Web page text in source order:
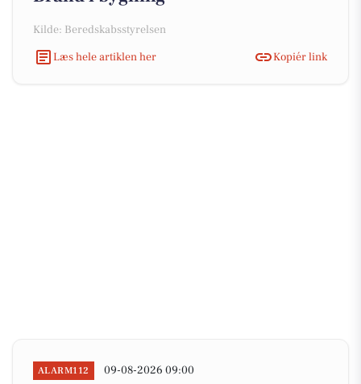
Kilde: Beredskabsstyrelsen
Læs hele artiklen her
Kopiér link
ALARM112 09-08-2026 09:00